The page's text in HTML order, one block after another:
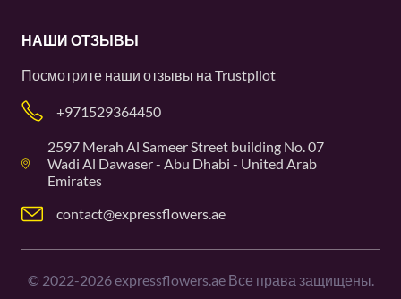
НАШИ ОТЗЫВЫ
Посмотрите наши отзывы на Trustpilot
+971529364450
2597 Merah Al Sameer Street building No. 07
Wadi Al Dawaser - Abu Dhabi - United Arab
Emirates
contact@expressflowers.ae
© 2022-2026expressflowers.ae Все права защищены.